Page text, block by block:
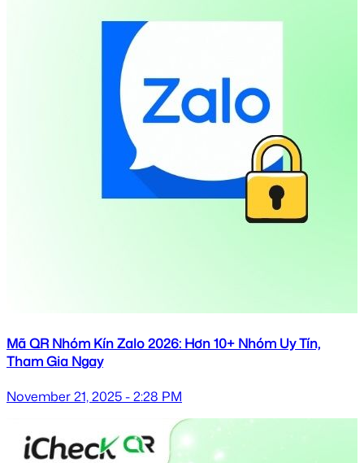
Mã QR Nhóm Kín Zalo 2026: Hơn 10+ Nhóm Uy Tín,
Tham Gia Ngay
November 21, 2025 - 2:28 PM